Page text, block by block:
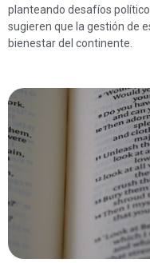
planteando desafíos
sugieren que la gestión de
bienestar del continente.